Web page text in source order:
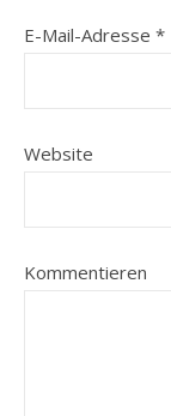
E-Mail-Adresse *
Website
Kommentieren